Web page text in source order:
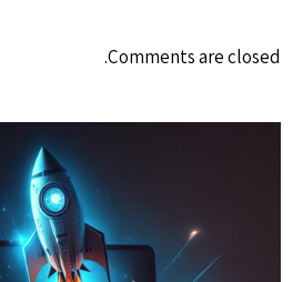
Comments are closed.